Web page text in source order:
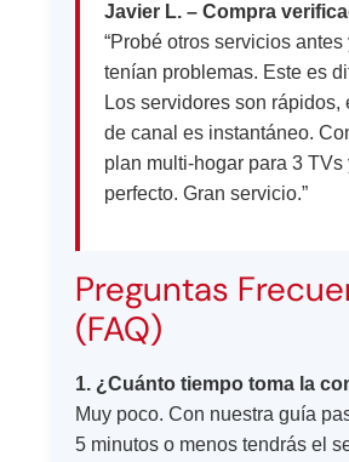
Javier L. – Compra
“Probé otros servicios
tenían problemas. Este es
Los servidores son rápidos,
de canal es instantáneo.
plan multi-hogar para 3 TVs
perfecto. Gran servicio.”
Preguntas
(FAQ)
1. ¿Cuánto tiempo toma la
Muy poco. Con nuestra guía
5 minutos o menos tendrás el